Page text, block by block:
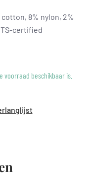
8% nylon, 2%
certified
voorraad beschikbaar is.